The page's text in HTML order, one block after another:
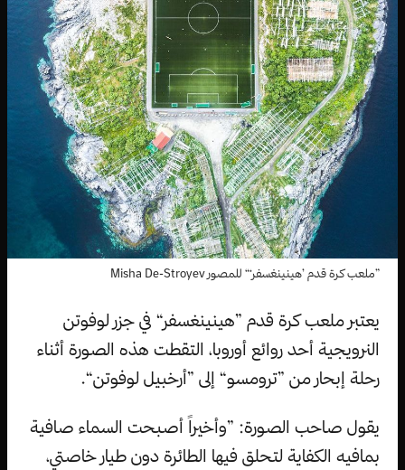
”ملعب كرة قدم ’هينينغسفر‘“ للمصور Misha De-Stroyev
يعتبر ملعب كرة قدم ”هينينغسفر“ في جزر لوفوتن
النرويجية أحد روائع أوروبا، التقطت هذه الصورة أثناء
رحلة إبحار من ”ترومسو“ إلى ”أرخبيل لوفوتن“.
يقول صاحب الصورة: ”وأخيراً أصبحت السماء صافية
بمافيه الكفاية لتحلق فيها الطائرة دون طيار خاصتي،